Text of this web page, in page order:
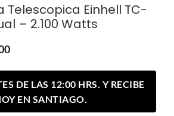
Einhell TC-
– 2.100 Watts
DE LAS 12:00 HRS. Y RECIBE
EN SANTIAGO.